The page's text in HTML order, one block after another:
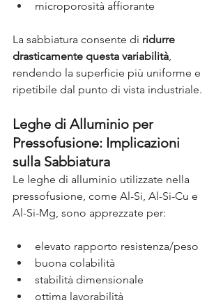
microporosità affiorante
La sabbiatura consente di ridurre
drasticamente questa variabilità,
rendendo la superficie più uniforme e
ripetibile dal punto di vista industriale.
Leghe di Alluminio per
Pressofusione: Implicazioni
sulla Sabbiatura
Le leghe di alluminio utilizzate nella
pressofusione, come Al-Si, Al-Si-Cu e
Al-Si-Mg, sono apprezzate per:
elevato rapporto resistenza/peso
buona colabilità
stabilità dimensionale
ottima lavorabilità